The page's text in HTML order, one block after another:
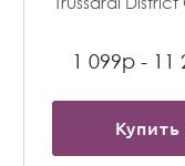
1 099р - 11
Купить